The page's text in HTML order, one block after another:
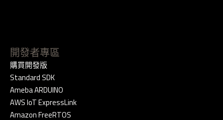
開發者專區
購買開發版
Standard SDK
Ameba ARDUINO
AWS IoT ExpressLink
Amazon FreeRTOS